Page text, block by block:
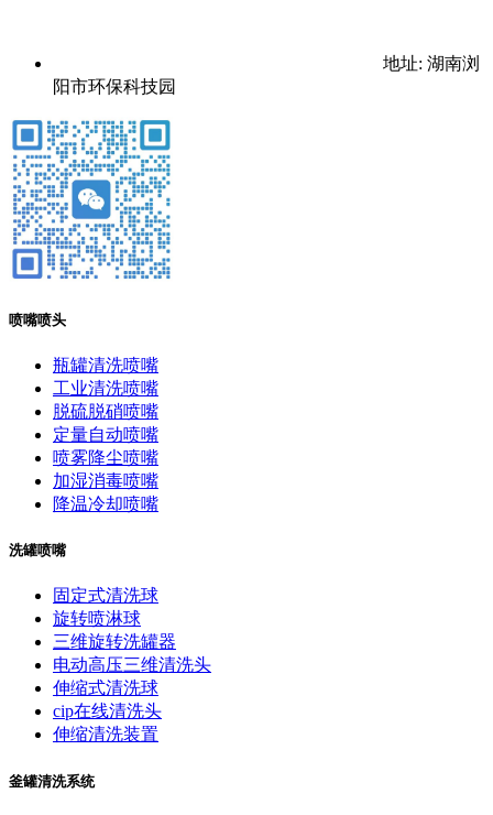
地址: 湖南浏
阳市环保科技园
喷嘴喷头
瓶罐清洗喷嘴
工业清洗喷嘴
脱硫脱硝喷嘴
定量自动喷嘴
喷雾降尘喷嘴
加湿消毒喷嘴
降温冷却喷嘴
洗罐喷嘴
固定式清洗球
旋转喷淋球
三维旋转洗罐器
电动高压三维清洗头
伸缩式清洗球
cip在线清洗头
伸缩清洗装置
釜罐清洗系统